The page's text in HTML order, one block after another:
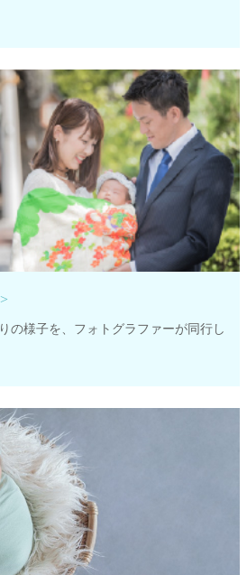
>
の様子を、フォトグラファーが同行し